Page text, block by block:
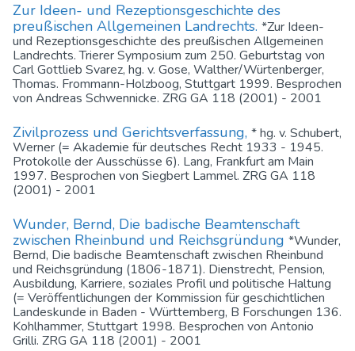
Zur Ideen- und Rezeptionsgeschichte des
preußischen Allgemeinen Landrechts. *Zur Ideen-
und Rezeptionsgeschichte des preußischen Allgemeinen
Landrechts. Trierer Symposium zum 250. Geburtstag von
Carl Gottlieb Svarez, hg. v. Gose, Walther/Würtenberger,
Thomas. Frommann-Holzboog, Stuttgart 1999. Besprochen
von Andreas Schwennicke. ZRG GA 118 (2001) - 2001
Zivilprozess und Gerichtsverfassung, * hg. v. Schubert,
Werner (= Akademie für deutsches Recht 1933 - 1945.
Protokolle der Ausschüsse 6). Lang, Frankfurt am Main
1997. Besprochen von Siegbert Lammel. ZRG GA 118
(2001) - 2001
Wunder, Bernd, Die badische Beamtenschaft
zwischen Rheinbund und Reichsgründung *Wunder,
Bernd, Die badische Beamtenschaft zwischen Rheinbund
und Reichsgründung (1806-1871). Dienstrecht, Pension,
Ausbildung, Karriere, soziales Profil und politische Haltung
(= Veröffentlichungen der Kommission für geschichtlichen
Landeskunde in Baden - Württemberg, B Forschungen 136.
Kohlhammer, Stuttgart 1998. Besprochen von Antonio
Grilli. ZRG GA 118 (2001) - 2001